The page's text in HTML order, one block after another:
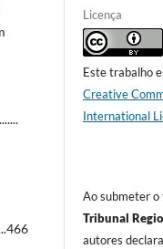
Licença
Este trabalho
Creative
International
Ao submeter
Tribunal
autores